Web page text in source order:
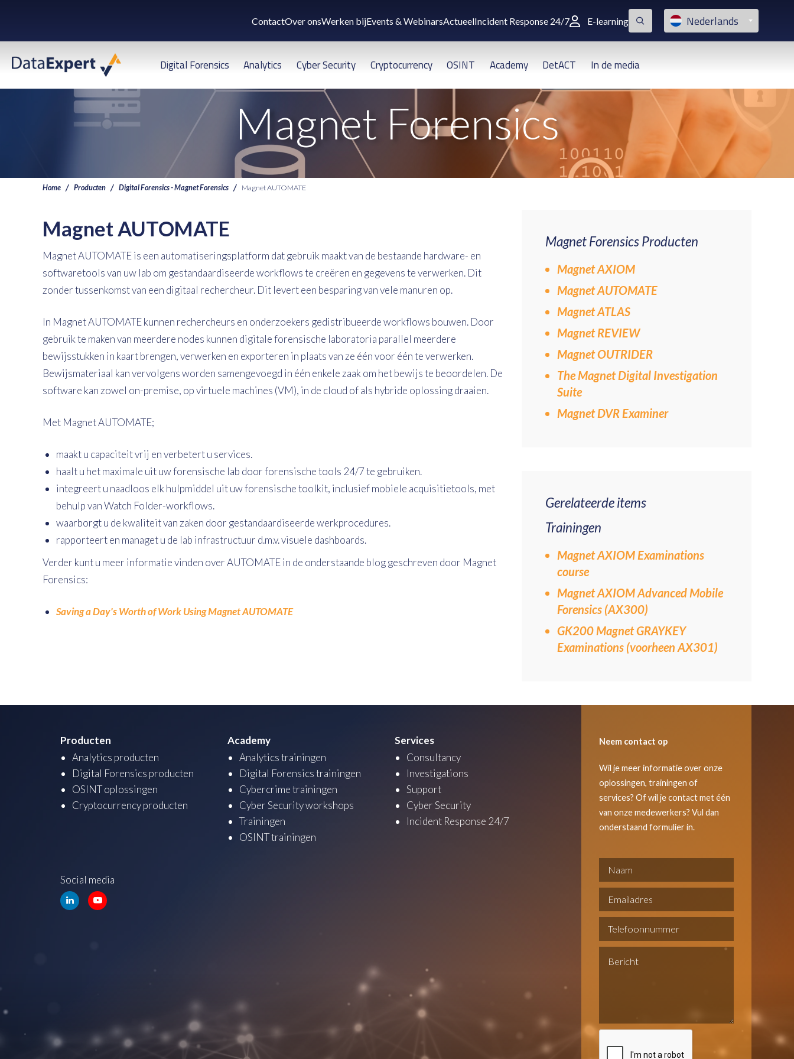
ContactOver onsWerken bijEvents & WebinarsActueelIncident Response 24/7 E-learning Nederlands
Digital Forensics Analytics Cyber Security Cryptocurrency OSINT Academy DetACT In de media
Magnet Forensics
Home Producten Digital Forensics - Magnet Forensics Magnet AUTOMATE
Magnet AUTOMATE
Magnet AUTOMATE is een automatiseringsplatform dat gebruik maakt van de bestaande hardware- en
softwaretools van uw lab om gestandaardiseerde workflows te creëren en gegevens te verwerken. Dit
zonder tussenkomst van een digitaal rechercheur. Dit levert een besparing van vele manuren op.
In Magnet AUTOMATE kunnen rechercheurs en onderzoekers gedistribueerde workflows bouwen. Door
gebruik te maken van meerdere nodes kunnen digitale forensische laboratoria parallel meerdere
bewijsstukken in kaart brengen, verwerken en exporteren in plaats van ze één voor één te verwerken.
Bewijsmateriaal kan vervolgens worden samengevoegd in één enkele zaak om het bewijs te beoordelen. De
software kan zowel on-premise, op virtuele machines (VM), in de cloud of als hybride oplossing draaien.
Met Magnet AUTOMATE;
maakt u capaciteit vrij en verbetert u services.
haalt u het maximale uit uw forensische lab door forensische tools 24/7 te gebruiken.
integreert u naadloos elk hulpmiddel uit uw forensische toolkit, inclusief mobiele acquisitietools, met
behulp van Watch Folder-workflows.
waarborgt u de kwaliteit van zaken door gestandaardiseerde werkprocedures.
rapporteert en managet u de lab infrastructuur d.m.v. visuele dashboards.
Verder kunt u meer informatie vinden over AUTOMATE in de onderstaande blog geschreven door Magnet
Forensics:
Saving a Day's Worth of Work Using Magnet AUTOMATE
Magnet Forensics Producten
Magnet AXIOM
Magnet AUTOMATE
Magnet ATLAS
Magnet REVIEW
Magnet OUTRIDER
The Magnet Digital Investigation
Suite
Magnet DVR Examiner
Gerelateerde items
Trainingen
Magnet AXIOM Examinations
course
Magnet AXIOM Advanced Mobile
Forensics (AX300)
GK200 Magnet GRAYKEY
Examinations (voorheen AX301)
Producten
Analytics producten
Digital Forensics producten
OSINT oplossingen
Cryptocurrency producten
Academy
Analytics trainingen
Digital Forensics trainingen
Cybercrime trainingen
Cyber Security workshops
Trainingen
OSINT trainingen
Services
Consultancy
Investigations
Support
Cyber Security
Incident Response 24/7
Social media
Neem contact op
Wil je meer informatie over onze
oplossingen, trainingen of
services? Of wil je contact met één
van onze medewerkers? Vul dan
onderstaand formulier in.